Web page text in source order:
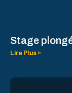
Stage
Lire Plus »